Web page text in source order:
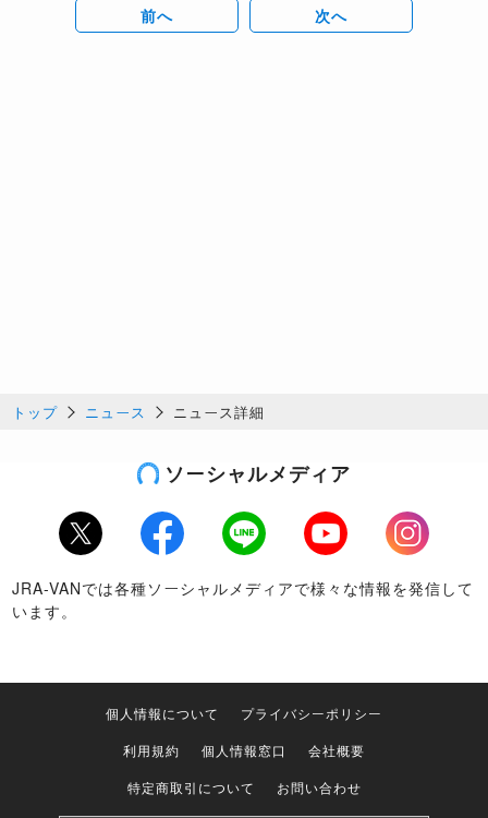
前へ 次へ
トップ ニュース ニュース詳細
ソーシャルメディア
Twitter Facebook LINE Youtube
Instagram
JRA-VANでは各種ソーシャルメディアで様々な情報を発信して
います。
個人情報について
プライバシーポリシー
利用規約
個人情報窓口
会社概要
特定商取引について
お問い合わせ